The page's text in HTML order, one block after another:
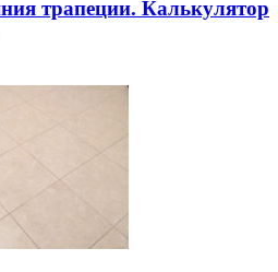
трапеции. Калькулятор